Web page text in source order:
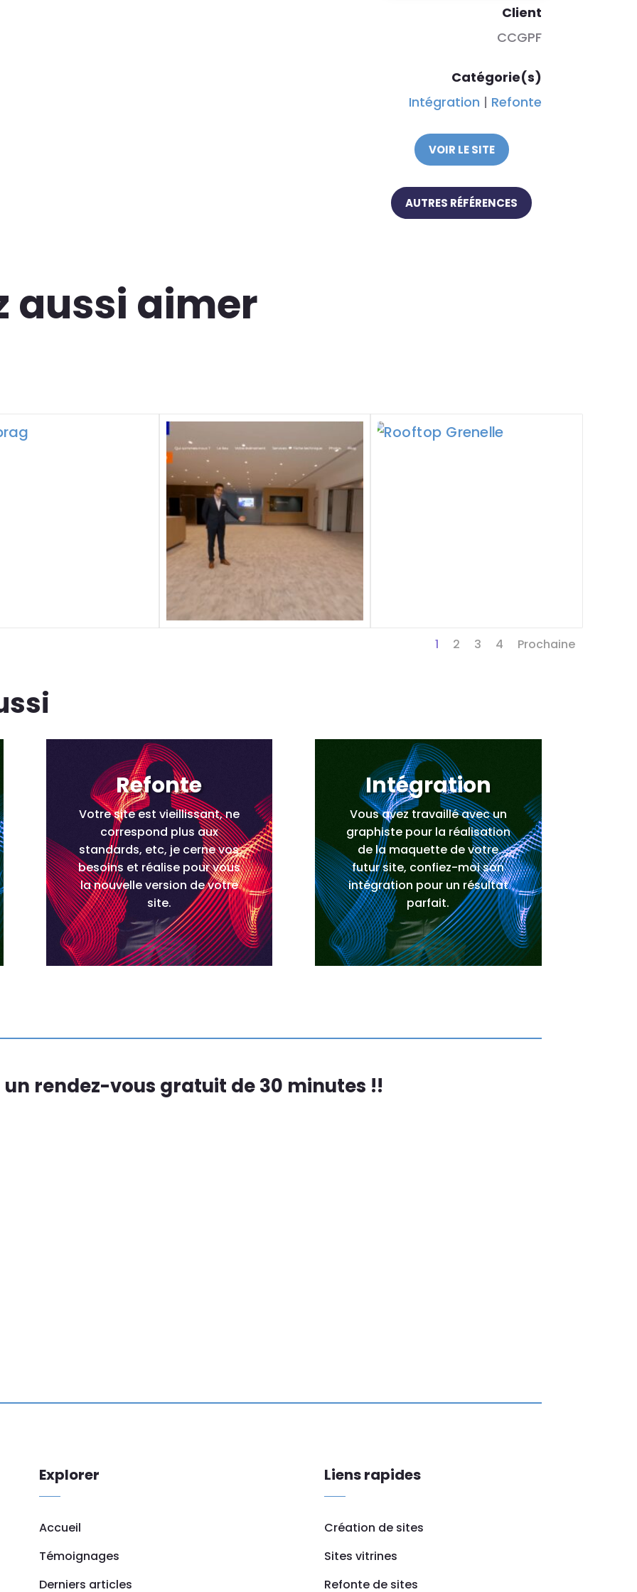
Client
CCGPF
Catégorie(s)
Intégration | Refonte
VOIR LE SITE
AUTRES RÉFÉRENCES
aussi aimer
1 2 3 4 Prochaine
Refonte
Votre site est vieillissant, ne
correspond plus aux
standards, etc, je cerne vos
besoins et réalise pour vous
la nouvelle version de votre
site.
Intégration
Vous avez travaillé avec un
graphiste pour la réalisation
de la maquette de votre
futur site, confiez-moi son
intégration pour un résultat
parfait.
un rendez-vous gratuit de 30 minutes !!
Explorer
Accueil
Témoignages
Derniers articles
Liens rapides
Création de sites
Sites vitrines
Refonte de sites